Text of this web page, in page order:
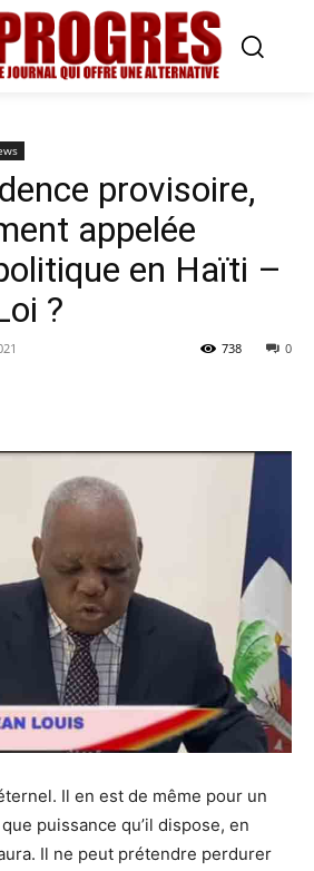
provisoire,
appelée
en Haïti –
?
0
738
Il en est de même pour un
puissance qu’il dispose, en
Il ne peut prétendre perdurer